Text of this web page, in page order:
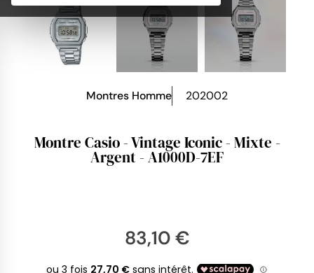
Montres Homme 202002
Montre Casio - Vintage Iconic - Mixte -
Argent - A1000D-7EF
83,10 €